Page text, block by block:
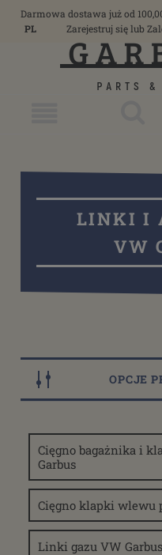
Darmowa dostawa już od
PL
Zarejestruj sięlub
LINKI I
VW
OPCJE
Dostępność
dostępny do 10 dni
dostępne: 5 szt.(8)
dostępne: 7 szt.(8)
dostępne: 8 szt.(5)
Cięgno bagażnika i
Garbus
Cięgno klapki wlewu
Linki gazu VW Garbus